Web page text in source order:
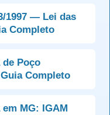
1997 — Lei das
Completo
Poço
Completo
MG: IGAM